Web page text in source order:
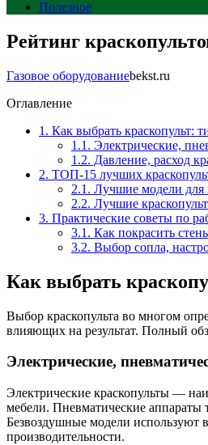
Полезное
Рейтинг
Газовое оборудованиеbekst.ru
Оглавление
1. Как выбрать краскопульт:
1.1. Электрические,
1.2. Давление, расход
2. ТОП-15 лучших
2.1. Лучшие модели для
2.2. Лучшие
3. Практические советы по
3.1. Как покрасить
3.2. Выбор сопла,
Как выбрать
Выбор краскопульта во многом
влияющих на результат. Полный
Электрические,
Электрические краскопульты —
мебели. Пневматические аппараты
Безвоздушные модели используют
производительности.